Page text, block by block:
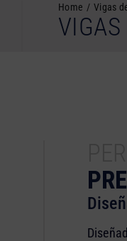
Home Vigas